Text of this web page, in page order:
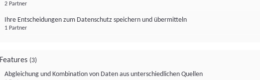
2 Partner
Ihre Entscheidungen zum Datenschutz speichern und übermitteln
1 Partner
Features (3)
Abgleichung und Kombination von Daten aus unterschiedlichen Quellen